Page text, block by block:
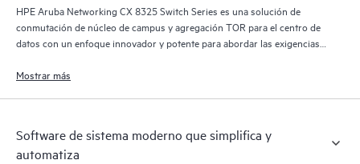
HPE Aruba Networking CX 8325 Switch Series es una solución de
conmutación de núcleo de campus y agregación TOR para el centro de
datos con un enfoque innovador y potente para abordar las exigencias
Mostrar más
Software de sistema moderno que simplifica y
automatiza